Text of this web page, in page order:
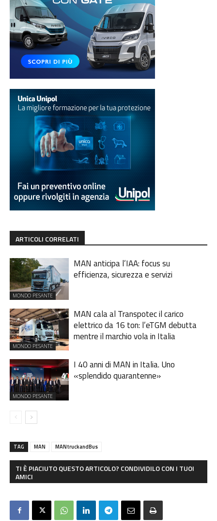
ARTICOLI CORRELATI
MONDO PESANTE
MAN anticipa l’IAA: focus su
efficienza, sicurezza e servizi
MONDO PESANTE
MAN cala al Transpotec il carico
elettrico da 16 ton: l’eTGM debutta
mentre il marchio vola in Italia
MONDO PESANTE
I 40 anni di MAN in Italia. Uno
«splendido quarantenne»
TAG MAN MANtruckandBus
TI È PIACIUTO QUESTO ARTICOLO? CONDIVIDILO CON I TUOI
AMICI